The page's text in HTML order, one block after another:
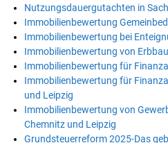
Nutzungsdauergutachten in
Immobilienbewertung
Immobilienbewertung bei
Immobilienbewertung von
Immobilienbewertung für
Immobilienbewertung für
und Leipzig
Immobilienbewertung von
Chemnitz und Leipzig
Grundsteuerreform 2025-Das